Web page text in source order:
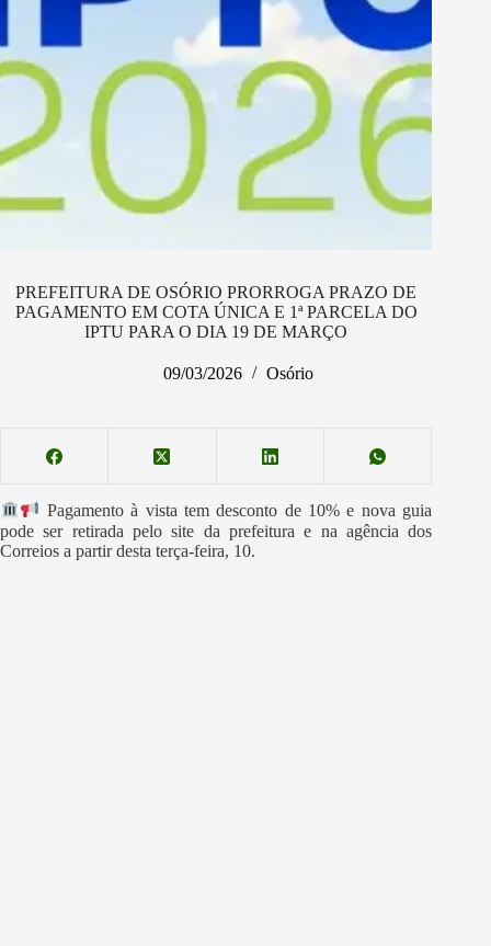
PREFEITURA DE OSÓRIO PRORROGA PRAZO DE
PAGAMENTO EM COTA ÚNICA E 1ª PARCELA DO
IPTU PARA O DIA 19 DE MARÇO
09/03/2026 Osório
Pagamento à vista tem desconto de 10% e nova guia
pode ser retirada pelo site da prefeitura e na agência dos
Correios a partir desta terça-feira, 10.